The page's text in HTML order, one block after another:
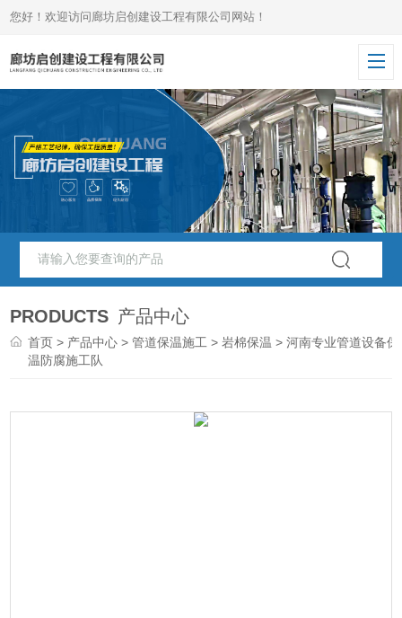
您好！欢迎访问廊坊启创建设工程有限公司网站！
PRODUCTS 产品中心
首页 > 产品中心 >管道保温施工 >岩棉保温 > 河南专业管道设备保
温防腐施工队